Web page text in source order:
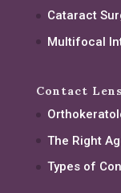
Cataract
Multifocal
Contact
The Right
Types of